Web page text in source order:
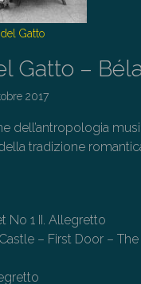
del Gatto
Gatto –
2017
dell’antropologia
tradizione
No 1 II. Allegretto
– First Door –